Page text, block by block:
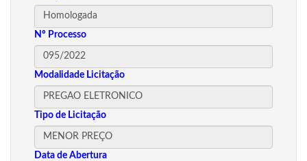
Nº Processo
Modalidade Licitação
Tipo de Licitação
Data de Abertura